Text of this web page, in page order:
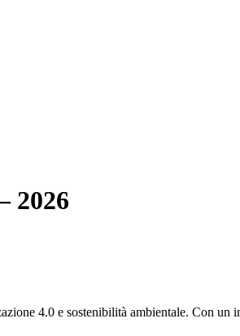
2026
4.0 e sostenibilità ambientale. Con un